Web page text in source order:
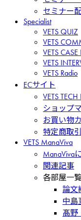
セミナー
Specialist
VETS QUIZ
VETS
VETS CASE
VETS
VETS Radio
ECサイト
VETS
ショップ
お買い物
特定商取
VETS ManaViva
ManaViva
関連記事
各部屋一
論文
中島
髙野